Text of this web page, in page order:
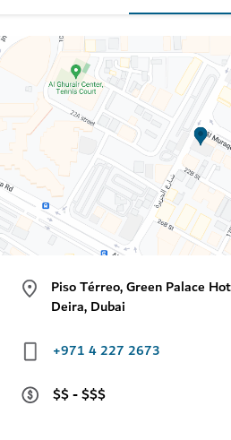
Piso Térreo, Green Palace
Deira, Dubai
+971 4 227 2673
$$ - $$$